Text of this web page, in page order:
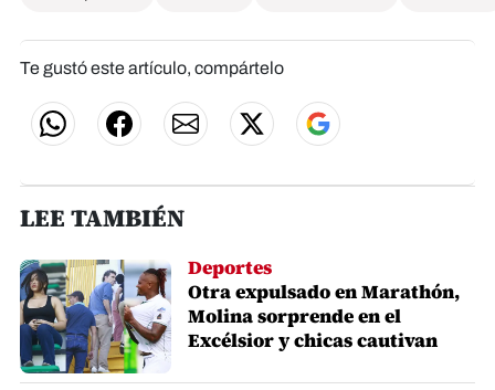
Te gustó este artículo, compártelo
LEE TAMBIÉN
Deportes
Otra expulsado en Marathón,
Molina sorprende en el
Excélsior y chicas cautivan